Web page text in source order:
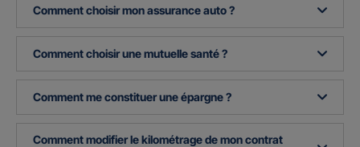
Comment choisir mon assurance auto ?
Comment choisir une mutuelle santé ?
Comment me constituer une épargne ?
Comment modifier le kilométrage de mon contrat